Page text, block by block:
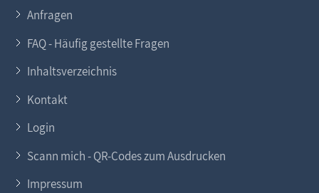
Anfragen
FAQ - Häufig gestellte Fragen
Inhaltsverzeichnis
Kontakt
Login
Scann mich - QR-Codes zum Ausdrucken
Impressum